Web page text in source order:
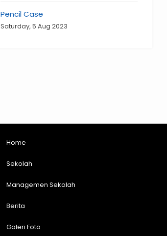
Pencil Case
Saturday, 5 Aug 2023
Home
Sekolah
Managemen Sekolah
Berita
Galeri Foto